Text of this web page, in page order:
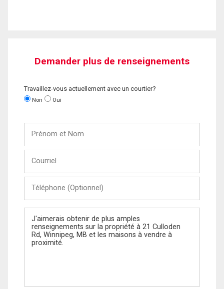
Demander plus de renseignements
Travaillez-vous actuellement avec un courtier?
Non Oui
Nom
(Optionnel)
Message